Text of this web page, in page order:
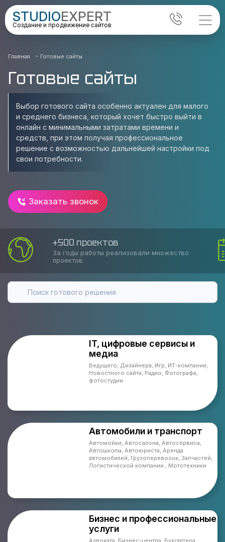
STUDIOEXPERT
Создание и продвижение сайтов
Главная - Готовые сайты
Готовые сайты
Выбор готового сайта особенно актуален для малого
и среднего бизнеса, который хочет быстро выйти в
онлайн с минимальными затратами времени и
средств, при этом получая профессиональное
решение с возможностью дальнейшей настройки под
свои потребности.
Заказать звонок
+500 проектов
За годы работы реализовали множество
проектов
IT, цифровые сервисы и
медиа
Ведущего, Дизайнера, Игр, ИТ-компании,
Новостного сайта, Радио, Фотографа,
фотостудии
Автомобили и транспорт
Автомойки, Автосалона, Автосервиса,
Автошколы, Автоюриста, Аренда
автомобилей, Грузоперевозок, Запчастей,
Логистической компании , Мототехники
Бизнес и профессиональные
услуги
Адвоката, Бизнес-центра, Бухгалтера,